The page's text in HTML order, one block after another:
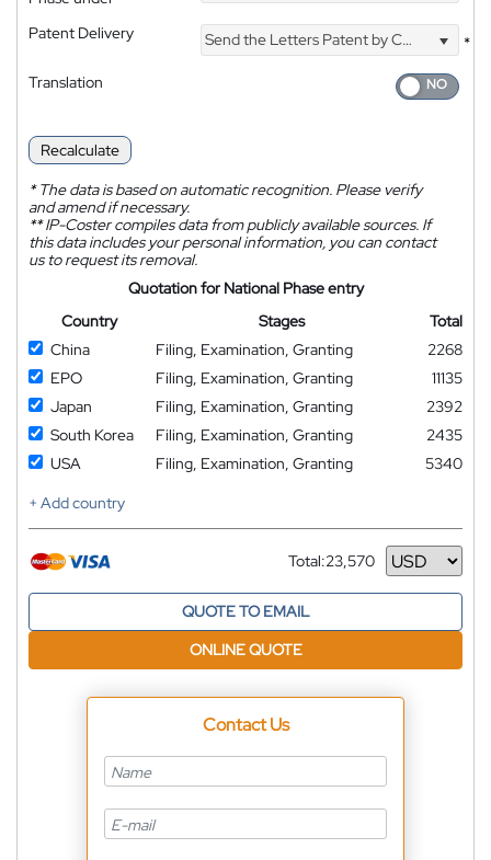
Patent Delivery Send the Letters Patent by Courier
*
Translation
Recalculate
*The data is based on automatic recognition. Please verify
and amend if necessary.
**IP-Coster compiles data from publicly available sources. If
this data includes your personal information, you can contact
us to request its removal.
Quotation for National Phase entry
Country
Stages
Total
China
Filing, Examination, Granting
2268
EPO
Filing, Examination, Granting
11135
Japan
Filing, Examination, Granting
2392
South Korea
Filing, Examination, Granting
2435
USA
Filing, Examination, Granting
5340
+ Add country
Total:23,570
Currency
QUOTE TO EMAIL
ONLINE QUOTE
Contact Us